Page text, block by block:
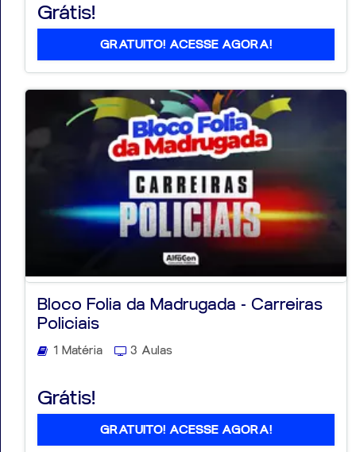
Grátis!
GRATUITO! ACESSE AGORA!
Bloco Folia da Madrugada - Carreiras
Policiais
1 Matéria 3 Aulas
Grátis!
GRATUITO! ACESSE AGORA!